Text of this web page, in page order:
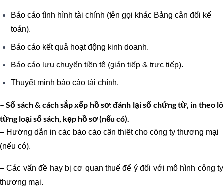
Báo cáo tình hình tài chính (tên gọi khác Bảng cân đối kế
toán).
Báo cáo kết quả hoạt động kinh doanh.
Báo cáo lưu chuyển tiền tệ (gián tiếp & trực tiếp).
Thuyết minh báo cáo tài chính.
– Sổ sách & cách sắp xếp hồ sơ: đánh lại số chứng từ, in theo lô
từng loại sổ sách, kẹp hồ sơ (nếu có).
– Hướng dẫn in các báo cáo cần thiết cho công ty thương mại
(nếu có).
– Các vấn đề hay bị cơ quan thuế để ý đối với mô hình công ty
thương mại.